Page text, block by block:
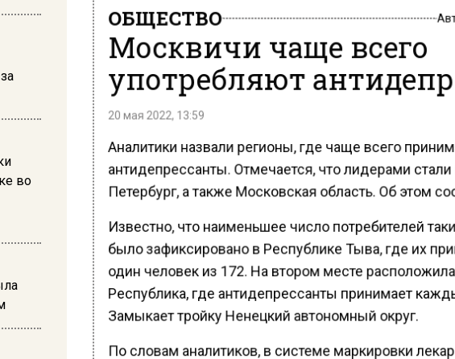
во
ОБЩЕСТВО
Москвичи чаще всего
употребляют
20 мая 2022, 13:59
Аналитики назвали регионы, где чаще всего
антидепрессанты. Отмечается, что лидерами
Петербург, а также Московская область. Об этом
Известно, что наименьшее число потребителей
было зафиксировано в Республике Тыва, где их
один человек из 172. На втором месте
Республика, где антидепрессанты принимает
Замыкает тройку Ненецкий автономный округ.
По словам аналитиков, в системе маркировки